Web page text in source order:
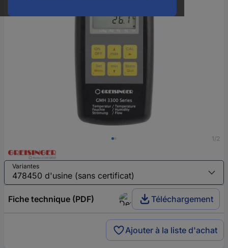
1/2
Variantes
Fiche technique (PDF) Téléchargement
Ajouter à la liste d'achat